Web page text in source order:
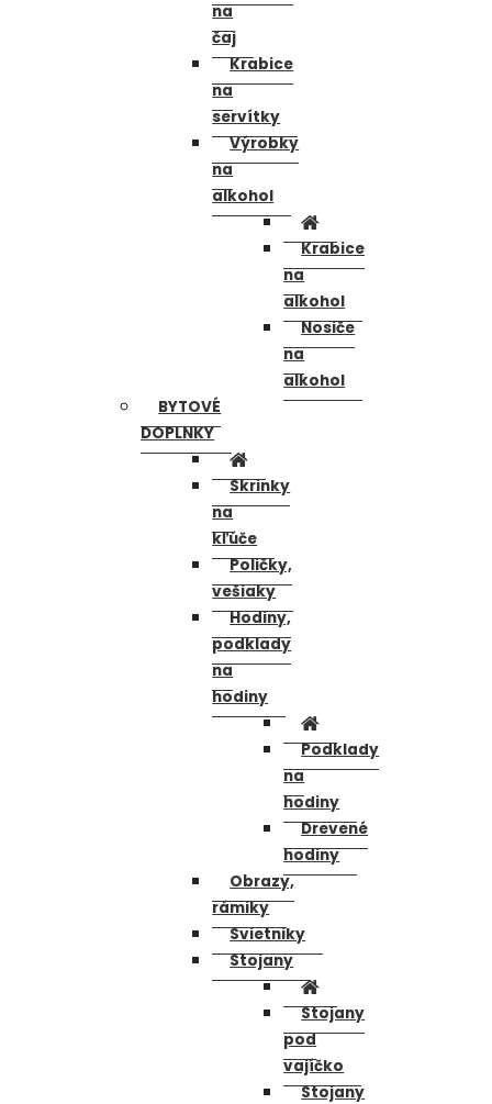
na
čaj
Krabice
na
servítky
Výrobky
na
alkohol
Krabice
na
alkohol
Nosiče
na
alkohol
BYTOVÉ
DOPLNKY
Skrinky
na
kľúče
Poličky,
vešiaky
Hodiny,
podklady
na
hodiny
Podklady
na
hodiny
Drevené
hodiny
Obrazy,
rámiky
Svietniky
Stojany
Stojany
pod
vajíčko
Stojany